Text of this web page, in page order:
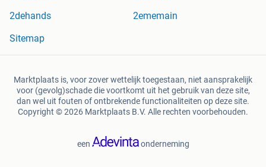
2dehands
2ememain
Sitemap
Marktplaats is, voor zover wettelijk toegestaan, niet aansprakelijk
voor (gevolg)schade die voortkomt uit het gebruik van deze site,
dan wel uit fouten of ontbrekende functionaliteiten op deze site.
Copyright © 2026 Marktplaats B.V. Alle rechten voorbehouden.
een onderneming